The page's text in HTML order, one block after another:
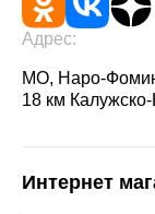
Адрес:
МО, Наро-
18 км
Интернет